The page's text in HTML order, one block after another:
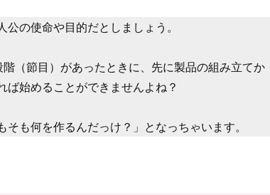
の使命や目的だとしましょう。
（節目）があったときに、先に製品の組み立てか
ば始めることができませんよね？
も何を作るんだっけ？」となっちゃいます。